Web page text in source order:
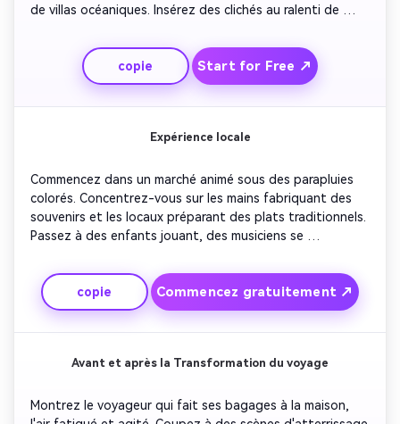
de villas océaniques. Insérez des clichés au ralenti de
vagues de l'océan battant près des terrasses privées.
Associez des transitions élégantes à une musique
ambiante calme. Conclure avec le branding du complexe
et un slogan invitant les clients à réserver maintenant.
copie Start for Free ↗
Expérience locale
Commencez dans un marché animé sous des parapluies
colorés. Concentrez-vous sur les mains fabriquant des
souvenirs et les locaux préparant des plats traditionnels.
Passez à des enfants jouant, des musiciens se
sourires authentiques et des moments de connexion.
Conclure avec les téléspectateurs qui se sentent inspirés
à explorer la culture de première main.
copie Commencez gratuitement ↗
Avant et après la Transformation du voyage
Montrez le voyageur qui fait ses bagages à la maison,